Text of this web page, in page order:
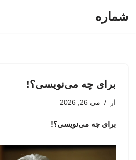
شماره
برای چه می‌نویسی؟!
از می 26, 2026
برای چه می‌نویسی؟!